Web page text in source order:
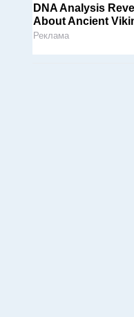
DNA Analysis
About Ancient
Реклама